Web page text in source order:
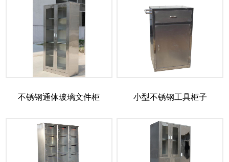
不锈钢通体玻璃文件柜 小型不锈钢工具柜子